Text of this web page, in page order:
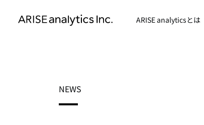
ARISE analyticsとは
NEWS